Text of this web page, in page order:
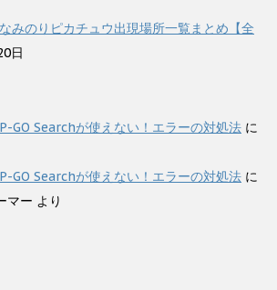
なみのりピカチュウ出現場所一覧まとめ【全
日
P-GO Searchが使えない！エラーの対処法 に
P-GO Searchが使えない！エラーの対処法 に
マー より